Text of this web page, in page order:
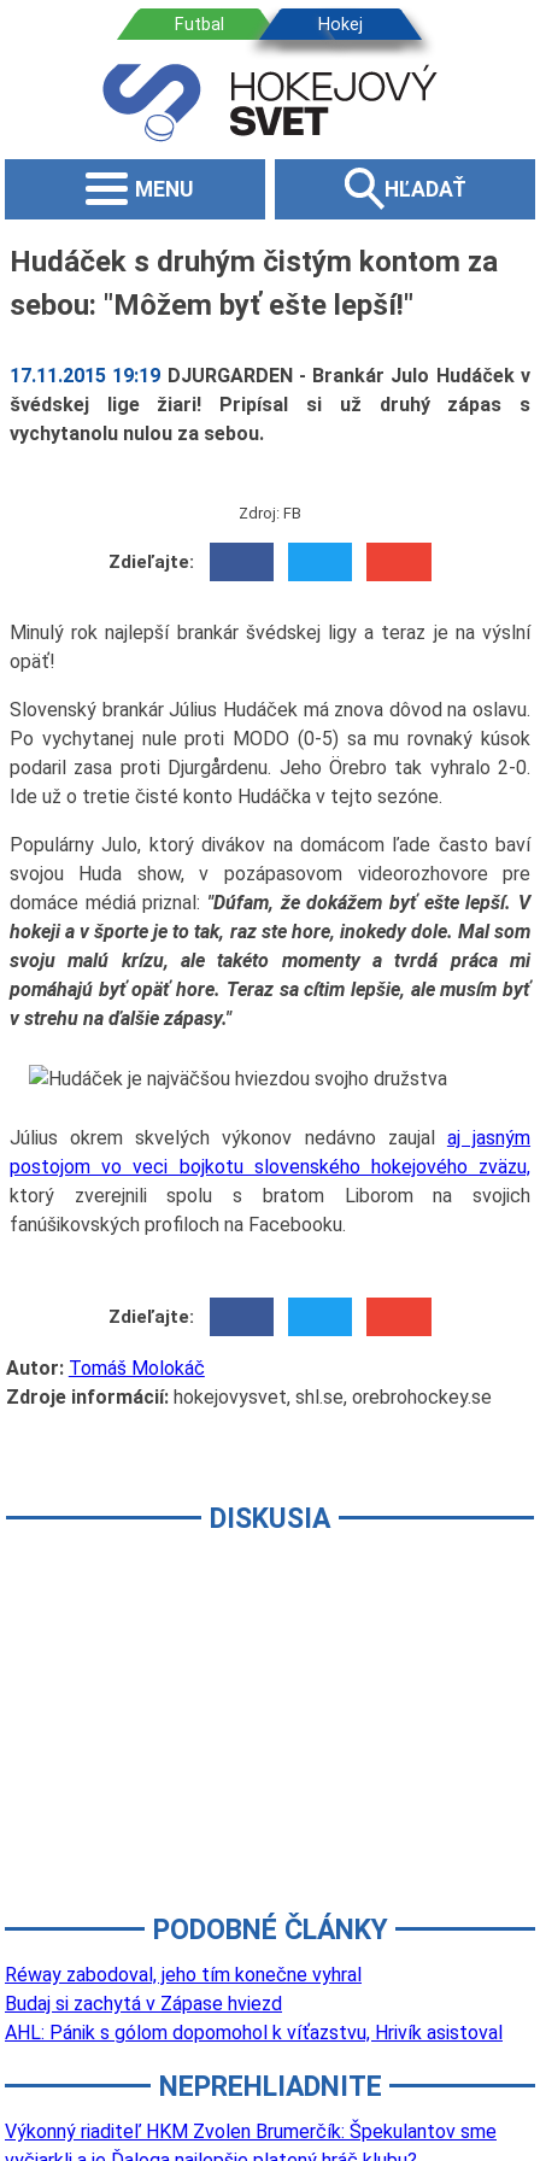
MENU HĽADAŤ
Hudáček s druhým čistým kontom za
sebou: "Môžem byť ešte lepší!"
17.11.2015 19:19 DJURGARDEN - Brankár Julo Hudáček v
švédskej lige žiari! Pripísal si už druhý zápas s
vychytanolu nulou za sebou.
Zdroj: FB
Zdieľajte:
Minulý rok najlepší brankár švédskej ligy a teraz je na výslní
opäť!
Slovenský brankár Július Hudáček má znova dôvod na oslavu.
Po vychytanej nule proti MODO (0-5) sa mu rovnaký kúsok
podaril zasa proti Djurgårdenu. Jeho Örebro tak vyhralo 2-0.
Ide už o tretie čisté konto Hudáčka v tejto sezóne.
Populárny Julo, ktorý divákov na domácom ľade často baví
svojou Huda show, v pozápasovom videorozhovore pre
domáce médiá priznal: "Dúfam, že dokážem byť ešte lepší. V
hokeji a v športe je to tak, raz ste hore, inokedy dole. Mal som
svoju malú krízu, ale takéto momenty a tvrdá práca mi
pomáhajú byť opäť hore. Teraz sa cítim lepšie, ale musím byť
v strehu na ďalšie zápasy."
Július okrem skvelých výkonov nedávno zaujal aj jasným
postojom vo veci bojkotu slovenského hokejového zväzu,
ktorý zverejnili spolu s bratom Liborom na svojich
fanúšikovských profiloch na Facebooku.
Zdieľajte:
Autor: Tomáš Molokáč
Zdroje informácií:hokejovysvet, shl.se, orebrohockey.se
DISKUSIA
PODOBNÉ ČLÁNKY
Réway zabodoval, jeho tím konečne vyhral
Budaj si zachytá v Zápase hviezd
AHL: Pánik s gólom dopomohol k víťazstvu, Hrivík asistoval
NEPREHLIADNITE
Výkonný riaditeľ HKM Zvolen Brumerčík: Špekulantov sme